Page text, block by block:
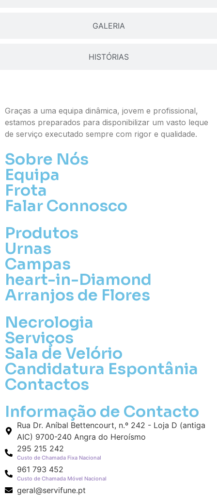
GALERIA
HISTÓRIAS
Graças a uma equipa dinâmica, jovem e profissional,
estamos preparados para disponibilizar um vasto leque
de serviço executado sempre com rigor e qualidade.
Sobre Nós
Equipa
Frota
Falar Connosco
Produtos
Urnas
Campas
heart-in-Diamond
Arranjos de Flores
Necrologia
Serviços
Sala de Velório
Candidatura Espontânia
Contactos
Informação de Contacto
Rua Dr. Aníbal Bettencourt, n.º 242 - Loja D (antiga
AIC) 9700-240 Angra do Heroísmo
295 215 242
Custo de Chamada Fixa Nacional
961 793 452
Custo de Chamada Móvel Nacional
geral@servifune.pt